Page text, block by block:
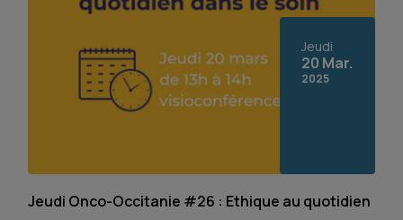
Jeudi
20 Mar.
2025
Jeudi Onco-Occitanie #26 : Ethique au quotidien